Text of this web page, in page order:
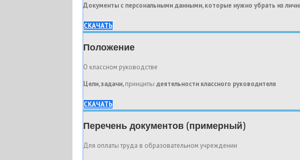
Документы с персональными данными, которые нужно убрать из
СКАЧАТЬ
Положение
О классном руководстве
Цели, задачи,принципы деятельности классного руководителя
СКАЧАТЬ
Перечень документов (примерный)
Для оплаты труда в образовательном учреждении